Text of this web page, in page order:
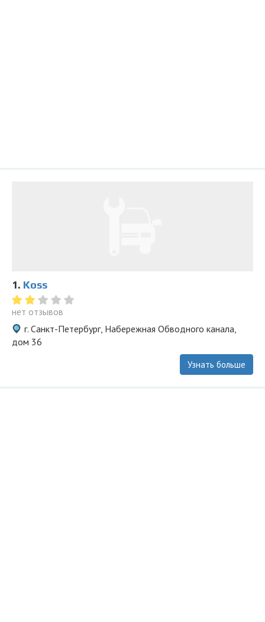
1. Koss
нет отзывов
г. Санкт-Петербург, Набережная Обводного канала,
дом 36
Узнать больше